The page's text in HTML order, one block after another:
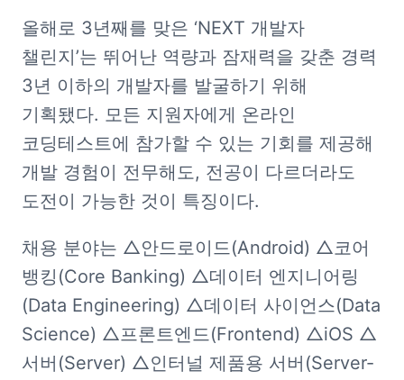
올해로 3년째를 맞은 ‘NEXT 개발자
챌린지’는 뛰어난 역량과 잠재력을 갖춘 경력
3년 이하의 개발자를 발굴하기 위해
기획됐다. 모든 지원자에게 온라인
코딩테스트에 참가할 수 있는 기회를 제공해
개발 경험이 전무해도, 전공이 다르더라도
도전이 가능한 것이 특징이다.
채용 분야는 △안드로이드(Android) △코어
뱅킹(Core Banking) △데이터 엔지니어링
(Data Engineering) △데이터 사이언스(Data
Science) △프론트엔드(Frontend) △iOS △
서버(Server) △인터널 제품용 서버(Server-